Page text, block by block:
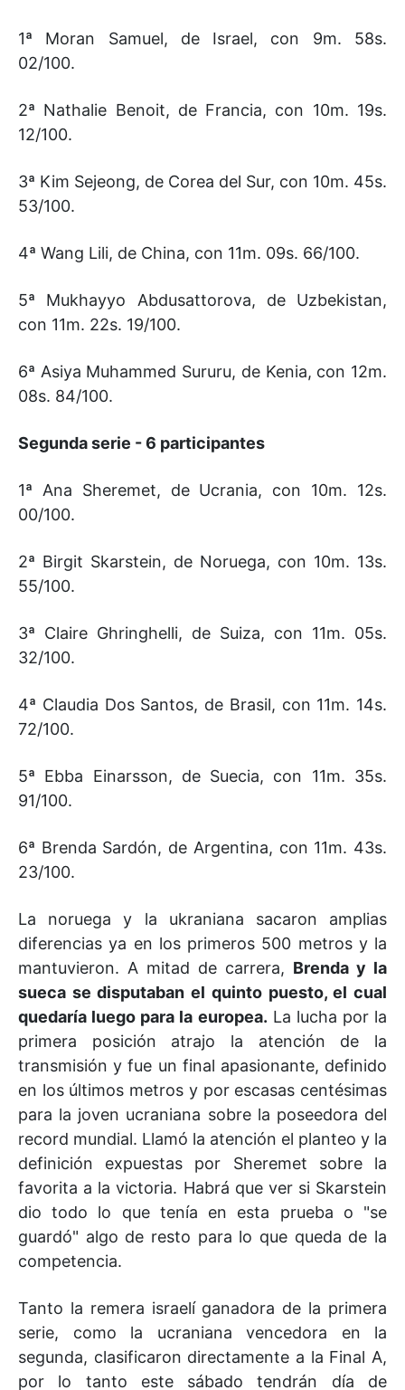
1ª Moran Samuel, de Israel, con 9m. 58s.
02/100.
2ª Nathalie Benoit, de Francia, con 10m. 19s.
12/100.
3ª Kim Sejeong, de Corea del Sur, con 10m. 45s.
53/100.
4ª Wang Lili, de China, con 11m. 09s. 66/100.
5ª Mukhayyo Abdusattorova, de Uzbekistan,
con 11m. 22s. 19/100.
6ª Asiya Muhammed Sururu, de Kenia, con 12m.
08s. 84/100.
Segunda serie - 6 participantes
1ª Ana Sheremet, de Ucrania, con 10m. 12s.
00/100.
2ª Birgit Skarstein, de Noruega, con 10m. 13s.
55/100.
3ª Claire Ghringhelli, de Suiza, con 11m. 05s.
32/100.
4ª Claudia Dos Santos, de Brasil, con 11m. 14s.
72/100.
5ª Ebba Einarsson, de Suecia, con 11m. 35s.
91/100.
6ª Brenda Sardón, de Argentina, con 11m. 43s.
23/100.
La noruega y la ukraniana sacaron amplias
diferencias ya en los primeros 500 metros y la
mantuvieron. A mitad de carrera, Brenda y la
sueca se disputaban el quinto puesto, el cual
quedaría luego para la europea. La lucha por la
primera posición atrajo la atención de la
transmisión y fue un final apasionante, definido
en los últimos metros y por escasas centésimas
para la joven ucraniana sobre la poseedora del
record mundial. Llamó la atención el planteo y la
definición expuestas por Sheremet sobre la
favorita a la victoria. Habrá que ver si Skarstein
dio todo lo que tenía en esta prueba o "se
guardó" algo de resto para lo que queda de la
competencia.
Tanto la remera israelí ganadora de la primera
serie, como la ucraniana vencedora en la
segunda, clasificaron directamente a la Final A,
por lo tanto este sábado tendrán día de